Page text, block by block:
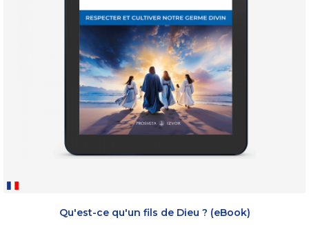
Qu'est-ce qu'un fils de Dieu ? (eBook)